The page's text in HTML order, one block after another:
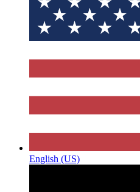
English (US)